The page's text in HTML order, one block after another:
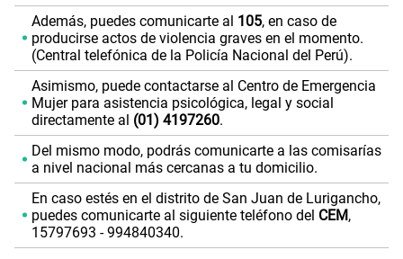
Además, puedes comunicarte al 105, en caso de
producirse actos de violencia graves en el momento.
(Central telefónica de la Policía Nacional del Perú).
Asimismo, puede contactarse al Centro de Emergencia
Mujer para asistencia psicológica, legal y social
directamente al (01) 4197260.
Del mismo modo, podrás comunicarte a las comisarías
a nivel nacional más cercanas a tu domicilio.
En caso estés en el distrito de San Juan de Lurigancho,
puedes comunicarte al siguiente teléfono del CEM,
15797693 - 994840340.